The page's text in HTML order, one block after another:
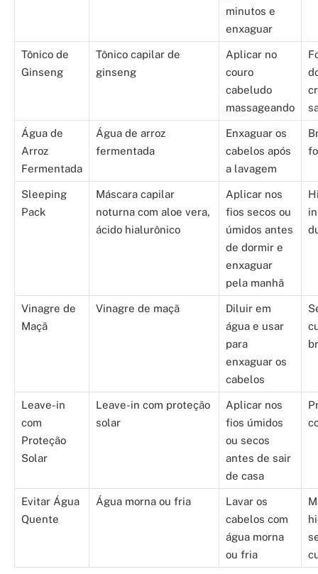
minutos e
enxaguar
Tônico de
Ginseng
Tônico capilar de
ginseng
Aplicar no
couro
cabeludo
massageando
Água de
Arroz
Fermentada
Água de arroz
fermentada
Enxaguar os
cabelos após
a lavagem
Sleeping
Pack
Máscara capilar
noturna com aloe vera,
ácido hialurônico
Aplicar nos
fios secos ou
úmidos antes
de dormir e
enxaguar
pela manhã
Vinagre de
Maçã
Vinagre de maçã
Diluir em
água e usar
para
enxaguar os
cabelos
Leave-in
com
Proteção
Solar
Leave-in com proteção
solar
Aplicar nos
fios úmidos
ou secos
antes de sair
de casa
Evitar Água
Quente
Água morna ou fria
Lavar os
cabelos com
água morna
ou fria